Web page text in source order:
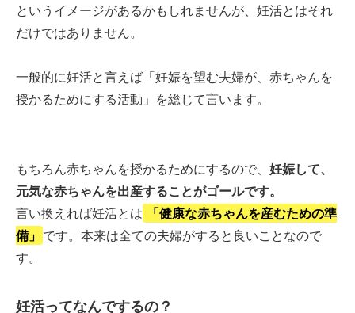
というイメージがあるかもしれませんが、妊活とはそれ
だけではありません。
一般的に妊活と言えば「妊娠を望む夫婦が、赤ちゃんを
授かるためにする活動」を総じて言います。
もちろん赤ちゃんを授かるためにするので、 妊娠して、
元気な赤ちゃんを出産することがゴールです。
言い換えれば妊活とは
「健康な赤ちゃんを産むための準
備」 です。本来は全ての夫婦がすると良いことなので
す。
妊活ってなんでするの？